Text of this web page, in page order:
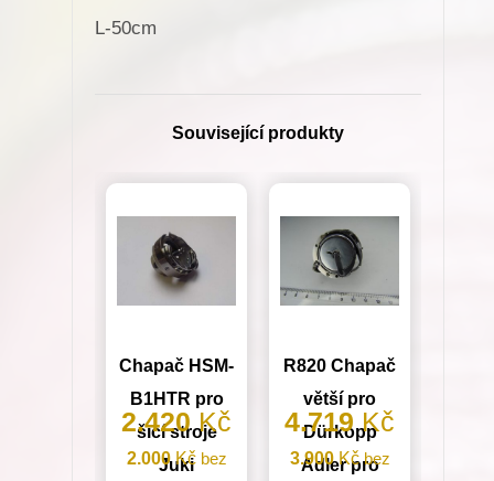
L-50cm
Související produkty
Chapač HSM-
B1HTR pro
šicí stroje
Juki
2.420Kč
2.000Kčbez
R820 Chapač
větší pro
Dürkopp
Adler pro
4.719Kč
3.900Kčbez